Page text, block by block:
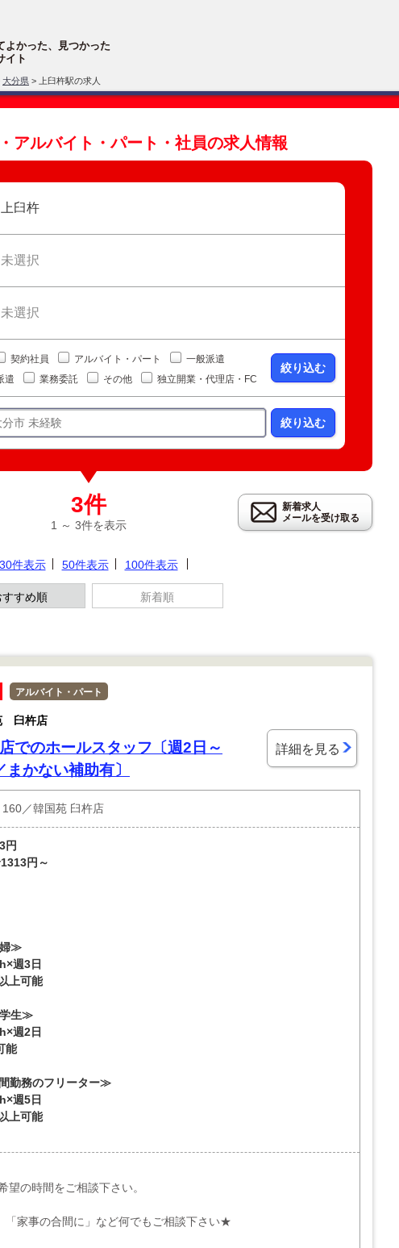
よかった、見つかった
イト
大分県 > 上臼杵駅の求人
アルバイト・パート・社員の求人情報
上臼杵
未選択
未選択
契約社員 アルバイト・パート
一般派遣
遣
業務委託 その他 独立開業・代理店・FC
絞り込む
絞り込む
3件
1 ～ 3件を表示
30件表示 50件表示 100件表示
すすめ順 新着順
新着求人
メールを受け取る
アルバイト・パート
臼杵店
でのホールスタッフ〔週2日～
まかない補助有〕
／韓国苑 臼杵店
円
円～
婦≫
週3日
上可能
生≫
週2日
能
勤務のフリーター≫
週5日
上可能
望の時間をご相談下さい。
「家事の合間に」など何でもご相談下さい★
詳細を見る